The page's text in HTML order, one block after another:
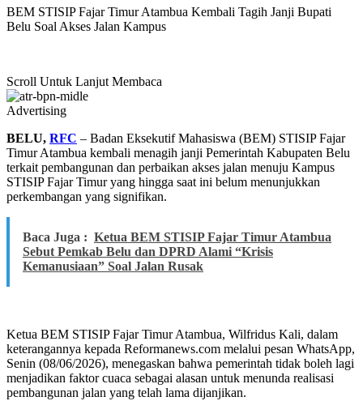
BEM STISIP Fajar Timur Atambua Kembali Tagih Janji Bupati
Belu Soal Akses Jalan Kampus
Scroll Untuk Lanjut Membaca
Advertising
BELU, RFC – Badan Eksekutif Mahasiswa (BEM) STISIP Fajar
Timur Atambua kembali menagih janji Pemerintah Kabupaten Belu
terkait pembangunan dan perbaikan akses jalan menuju Kampus
STISIP Fajar Timur yang hingga saat ini belum menunjukkan
perkembangan yang signifikan.
Baca Juga : Ketua BEM STISIP Fajar Timur Atambua
Sebut Pemkab Belu dan DPRD Alami “Krisis
Kemanusiaan” Soal Jalan Rusak
Ketua BEM STISIP Fajar Timur Atambua, Wilfridus Kali, dalam
keterangannya kepada Reformanews.com melalui pesan WhatsApp,
Senin (08/06/2026), menegaskan bahwa pemerintah tidak boleh lagi
menjadikan faktor cuaca sebagai alasan untuk menunda realisasi
pembangunan jalan yang telah lama dijanjikan.